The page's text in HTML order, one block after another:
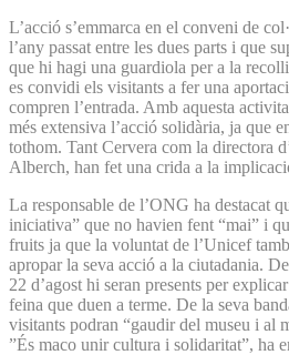
L’acció s’emmarca en el conveni de
l’any passat entre les dues parts i que
que hi hagi una guardiola per a la
es convidi els visitants a fer una
compren l’entrada. Amb aquesta
més extensiva l’acció solidària, ja que
tothom. Tant Cervera com la directora
Alberch, han fet una crida a la
La responsable de l’ONG ha destacat
iniciativa” que no havien fent “mai” i
fruits ja que la voluntat de l’Unicef
apropar la seva acció a la ciutadania.
22 d’agost hi seran presents per
feina que duen a terme. De la seva
visitants podran “gaudir del museu i al
”És maco unir cultura i solidaritat”, ha